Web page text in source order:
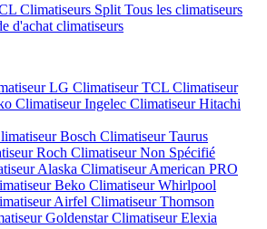
Climatiseurs Split Tous les climatiseurs
d'achat climatiseurs
LG Climatiseur TCL Climatiseur
Climatiseur Ingelec Climatiseur Hitachi
Bosch Climatiseur Taurus
Roch Climatiseur Non Spécifié
Alaska Climatiseur American PRO
Beko Climatiseur Whirlpool
Airfel Climatiseur Thomson
GoldenstarClimatiseur Elexia